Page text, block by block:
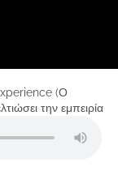
(Ο
την εμπειρία